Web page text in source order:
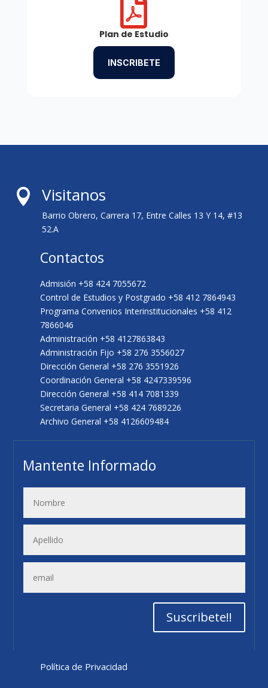

Plan de Estudio
INSCRIBETE
 Visitanos
Barrio Obrero, Carrera 17, Entre Calles 13 Y 14, #13
52.A
Contactos
Admisión +58 424 7055672
Control de Estudios y Postgrado +58 412 7864943
Programa Convenios Interinstitucionales +58 412
7866046
Administración +58 4127863843
Administración Fijo +58 276 3556027
Dirección General +58 276 3551926
Coordinación General +58 4247339596
Dirección General +58 414 7081339
Secretaria General +58 424 7689226
Archivo General +58 4126609484
Mantente Informado
Suscribete!!
Política de Privacidad